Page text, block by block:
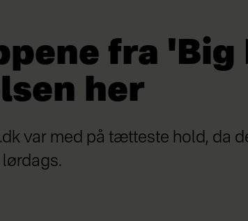
fra 'Big
her
var med på tætteste hold, da
lørdags.